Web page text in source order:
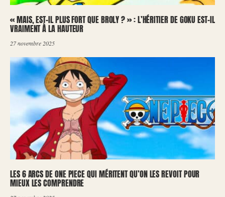
« MAIS, EST-IL PLUS FORT QUE BROLY ? » : L’HÉRITIER DE GOKU EST-IL
VRAIMENT À LA HAUTEUR
27 novembre 2025
LES 6 ARCS DE ONE PIECE QUI MÉRITENT QU’ON LES REVOIT POUR
MIEUX LES COMPRENDRE